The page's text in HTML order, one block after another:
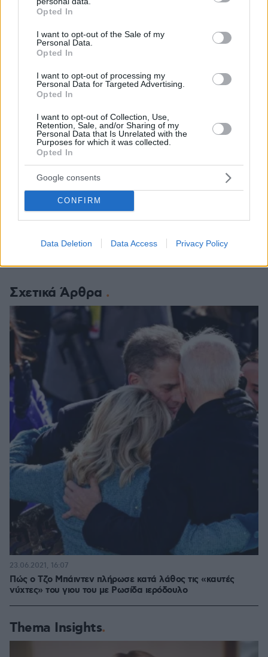
grant or deny consent to Google and its third-party tags to
use your data for below specified purposes in below Google
consent section.
Opted In
I want to opt-out of the Sale of my
Personal Data.
Opted In
I want to opt-out of processing my
Personal Data for Targeted Advertising.
Opted In
I want to opt-out of Collection, Use,
Retention, Sale, and/or Sharing of my
Personal Data that Is Unrelated with the
Purposes for which it was collected.
Opted In
Google consents
CONFIRM
Data Deletion Data Access Privacy Policy
υπόθεση δολοφονίας της - Ένταλμα σύλληψης
για τον Μπράιαν Λόντρι από το FBI
Γουίλσιρ: «Οι καταθλιπτικές σκέψεις δεν
νοιάζονται αν έχεις λεφτά ή όχι...»
ΔΕΗ: Ισχυρές πιέσεις στη μετοχή - Απώλειες
άνω του 12%
Σχετικά Άρθρα
Πώς ο Τζο Μπάιντεν πλήρωσε κατά λάθος τις «καυτές
νύχτες» του γιου του με Ρωσίδα ιερόδουλο
23.06.2021, 16:07
Thema Insights
Ακολουθήστε τοprotothema.gr στο Google News
και μάθετε πρώτοι όλες τις ειδήσεις
και τον Κόσμο, τη στιγμή που συμβαίνουν, στο